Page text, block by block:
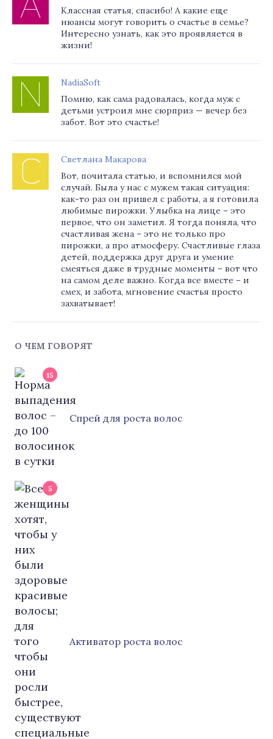
Классная статья, спасибо! А какие еще
нюансы могут говорить о счастье в семье?
Интересно узнать, как это проявляется в
жизни!
NadiaSoft
Помню, как сама радовалась, когда муж с
детьми устроил мне сюрприз — вечер без
забот. Вот это счастье!
Светлана Макарова
Вот, почитала статью, и вспомнился мой
случай. Была у нас с мужем такая ситуация:
как-то раз он пришел с работы, а я готовила
любимые пирожки. Улыбка на лице – это
первое, что он заметил. Я тогда поняла, что
счастливая жена – это не только про
пирожки, а про атмосферу. Счастливые глаза
детей, поддержка друг друга и умение
смеяться даже в трудные моменты – вот что
на самом деле важно. Когда все вместе – и
смех, и забота, мгновение счастья просто
захватывает!
О ЧЕМ ГОВОРЯТ
15
Cпрей для роста волос
5
Активатор роста волос